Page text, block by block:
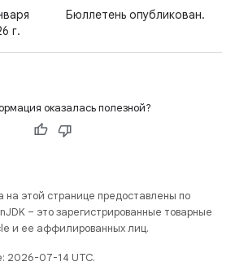
г.
Бюллетень опубликован.
оказалась полезной?
на этой странице предоставлены по
– это зарегистрированные товарные
и ее аффилированных лиц.
2026-07-14 UTC.